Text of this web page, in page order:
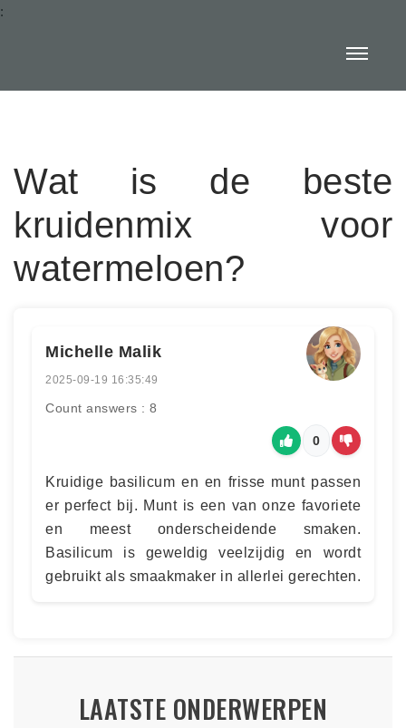
:
Wat is de beste
kruidenmix voor
watermeloen?
Michelle Malik
2025-09-19 16:35:49
Count answers : 8
0
Kruidige basilicum en en frisse munt passen
er perfect bij. Munt is een van onze favoriete
en meest onderscheidende smaken.
Basilicum is geweldig veelzijdig en wordt
gebruikt als smaakmaker in allerlei gerechten.
LAATSTE ONDERWERPEN